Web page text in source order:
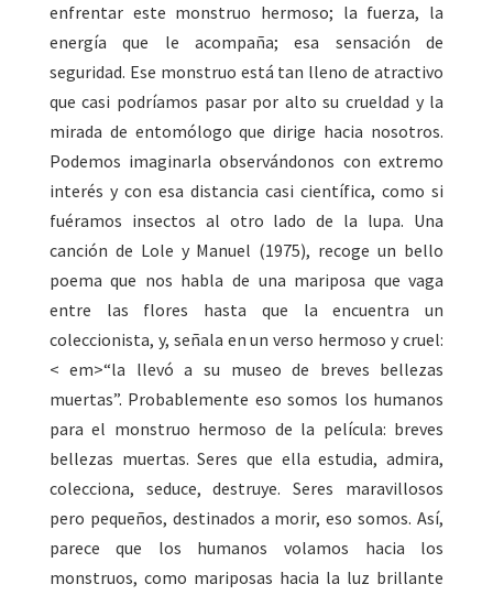
enfrentar este monstruo hermoso; la fuerza, la
energía que le acompaña; esa sensación de
seguridad. Ese monstruo está tan lleno de atractivo
que casi podríamos pasar por alto su crueldad y la
mirada de entomólogo que dirige hacia nosotros.
Podemos imaginarla observándonos con extremo
interés y con esa distancia casi científica, como si
fuéramos insectos al otro lado de la lupa. Una
canción de Lole y Manuel (1975), recoge un bello
poema que nos habla de una mariposa que vaga
entre las flores hasta que la encuentra un
coleccionista, y, señala en un verso hermoso y cruel:
< em>“la llevó a su museo de breves bellezas
muertas”. Probablemente eso somos los humanos
para el monstruo hermoso de la película: breves
bellezas muertas. Seres que ella estudia, admira,
colecciona, seduce, destruye. Seres maravillosos
pero pequeños, destinados a morir, eso somos. Así,
parece que los humanos volamos hacia los
monstruos, como mariposas hacia la luz brillante